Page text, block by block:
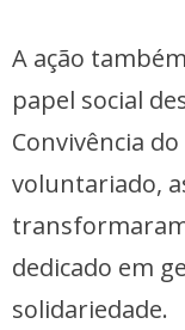
A ação
papel social
Convivência
voluntariado,
dedicado em
solidariedade.